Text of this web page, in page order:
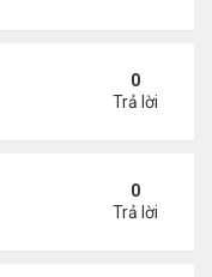
- 11/12/21
0
Trả lời
- 11/5/21
0
Trả lời